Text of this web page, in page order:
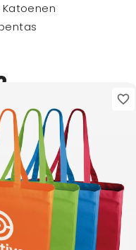
Katoenen